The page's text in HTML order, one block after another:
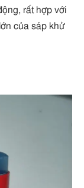
rất hợp với
của sáp khử